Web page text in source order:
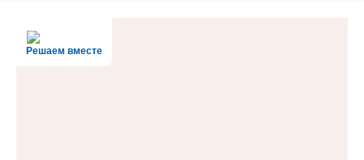
Решаем вместе